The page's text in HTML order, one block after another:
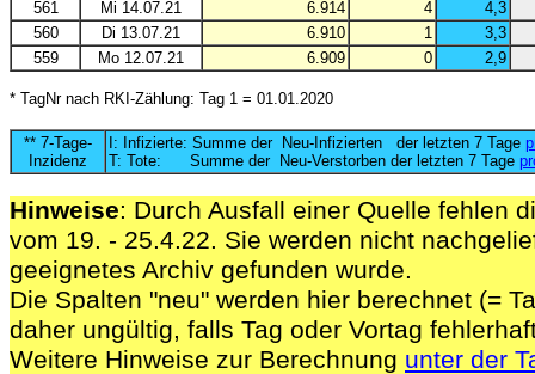
561
Mi 14.07.21 6.914 4
4,3
560
Di 13.07.21 6.910 1
3,3
559
Mo 12.07.21 6.909 0 2,9
* TagNr nach RKI-Zählung: Tag 1 = 01.01.2020
** 7-Tage-
Inzidenz
I: Infizierte: Summe der Neu-Infizierten der letzten 7 Tage
T: Tote: Summe der Neu-Verstorben der letzten 7 Tage
Hinweise: Durch Ausfall einer Quelle fehlen
vom 19. - 25.4.22. Sie werden nicht
geeignetes Archiv gefunden wurde.
Die Spalten "neu" werden hier berechnet (=
daher ungültig, falls Tag oder Vortag
Weitere Hinweise zur Berechnung unter der